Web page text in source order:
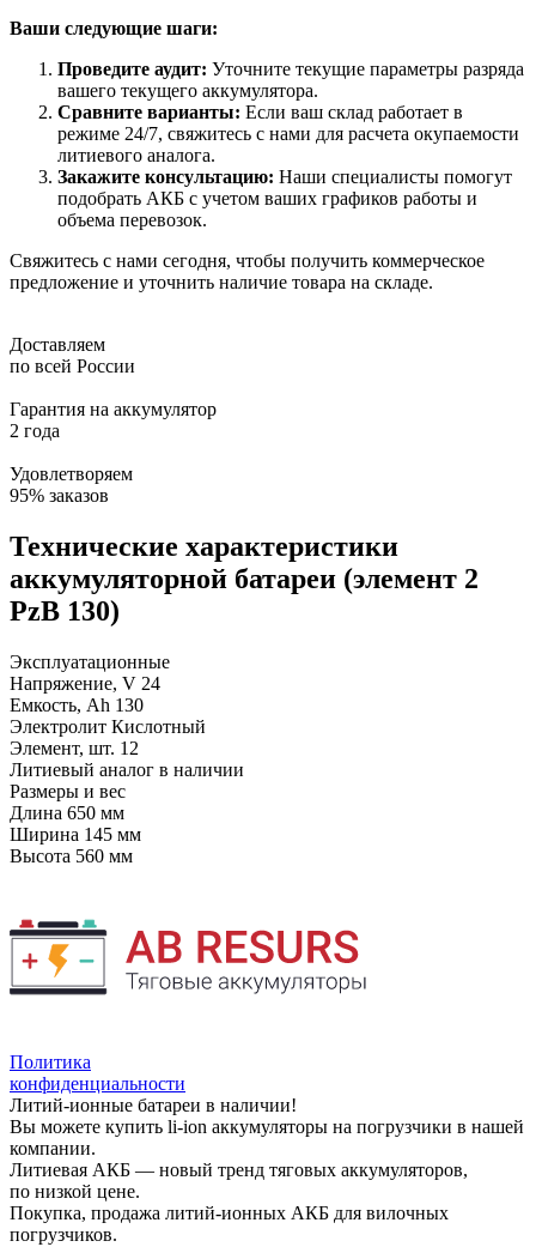
Ваши следующие шаги:
Проведите аудит: Уточните текущие параметры разряда
вашего текущего аккумулятора.
Сравните варианты: Если ваш склад работает в
режиме 24/7, свяжитесь с нами для расчета окупаемости
литиевого аналога.
Закажите консультацию: Наши специалисты помогут
подобрать АКБ с учетом ваших графиков работы и
объема перевозок.
Свяжитесь с нами сегодня, чтобы получить коммерческое
предложение и уточнить наличие товара на складе.
Доставляем
по всей России
Гарантия на аккумулятор
2 года
Удовлетворяем
95% заказов
Технические характеристики
аккумуляторной батареи (элемент 2
PzB 130)
Эксплуатационные
Напряжение, V 24
Емкость, Ah 130
Электролит Кислотный
Элемент, шт. 12
Литиевый аналог в наличии
Размеры и вес
Длина 650 мм
Ширина 145 мм
Высота 560 мм
Политика
конфиденциальности
Литий-ионные батареи в наличии!
Вы можете купить li-ion аккумуляторы на погрузчики в нашей
компании.
Литиевая АКБ — новый тренд тяговых аккумуляторов,
по низкой цене.
Покупка, продажа литий-ионных АКБ для вилочных
погрузчиков.